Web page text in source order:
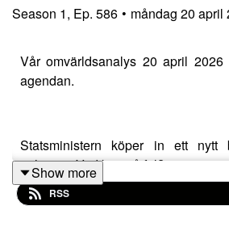
Season 1, Ep. 586 • måndag 20 april
Vår omvärldsanalys 20 april
agendan.
Statsministern köper in ett nytt
palatset - Vad kan gå fel?
Show more
RSS